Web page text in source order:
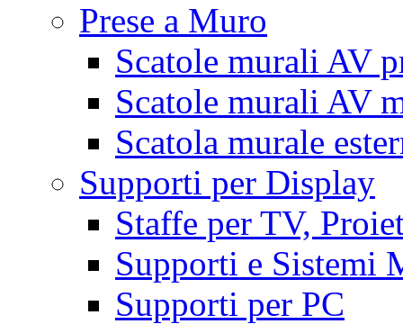
Prese a Muro
Scatole murali AV
Scatole murali AV
Scatola murale
Supporti per Display
Staffe per TV,
Supporti e Sistemi
Supporti per PC